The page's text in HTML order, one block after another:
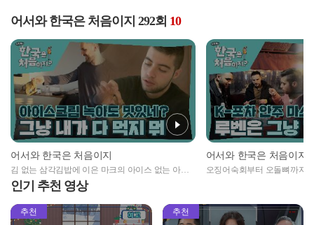
어서와 한국은 처음이지 292회 10
어서와 한국은 처음이지
김 없는 삼각김밥에 이은 마크의 아이스 없는 아이
스크림 먹방😲
어서와 한국은 처음이지
오징어숙회부터 오돌뼈까지
인기 추천 영상
추천 추천